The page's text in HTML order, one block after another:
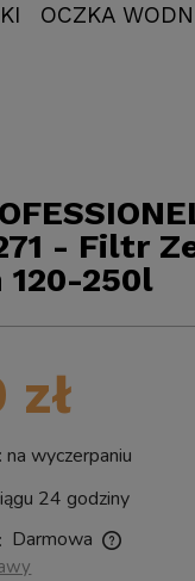
OCZKA
- Filtr
250l
zł
wyczerpaniu
24 godziny
Darmowa